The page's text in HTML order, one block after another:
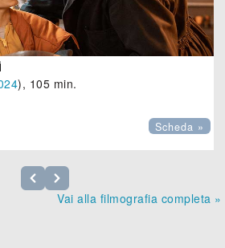
), 105 min.
Scheda »
Vai alla filmografia completa »